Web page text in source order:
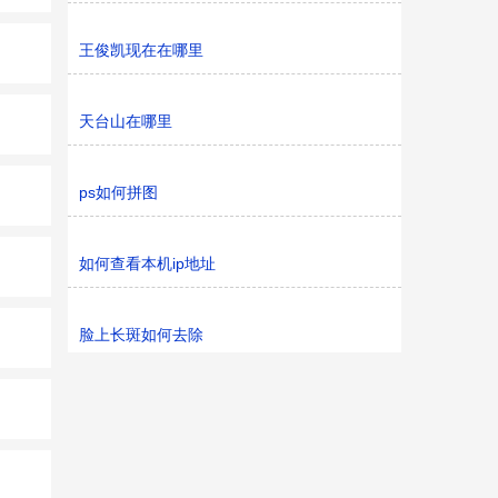
王俊凯现在在哪里
天台山在哪里
ps如何拼图
如何查看本机ip地址
脸上长斑如何去除